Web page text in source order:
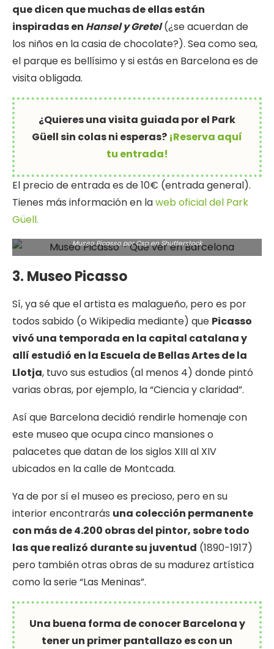
que dicen que muchas de ellas están
inspiradas en Hansel y Gretel(¿se acuerdan de
los niños en la casia de chocolate?). Sea como sea,
el parque es bellísimo y si estás en Barcelona es de
visita obligada.
¿Quieres una visita guiada por el Park
Güell sin colas ni esperas? ¡Reserva aquí
tu entrada!
El precio de entrada es de 10€ (entrada general).
Tienes más información en laweb oficial del Park
Güell.
Museo Picasso por Csp enShutterstock
3. Museo Picasso
Sí, ya sé que el artista es malagueño, pero es por
todos sabido (o Wikipedia mediante) que Picasso
vivó una temporada en la capital catalana y
allí estudió en la Escuela de Bellas Artes de la
Llotja, tuvo sus estudios (al menos 4) donde pintó
varias obras, por ejemplo, la “Ciencia y claridad”.
Así que Barcelona decidió rendirle homenaje con
este museo que ocupa cinco mansiones o
palacetes que datan de los siglos XIII al XIV
ubicados en la calle de Montcada.
Ya de por sí el museo es precioso, pero en su
interior encontrarás una colección permanente
con más de 4.200 obras del pintor, sobre todo
las que realizó durante su juventud (1890-1917)
pero también otras obras de su madurez artística
como la serie “Las Meninas”.
Una buena forma de conocer Barcelona y
tener un primer pantallazo es con un